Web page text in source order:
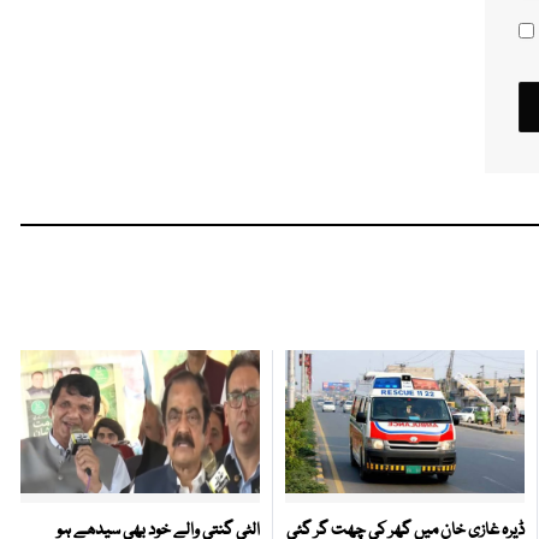
ڈیرہ غازی خان میں گھر کی چھت گر گئی الٹی گنتی والے خود بھی سیدھے ہو